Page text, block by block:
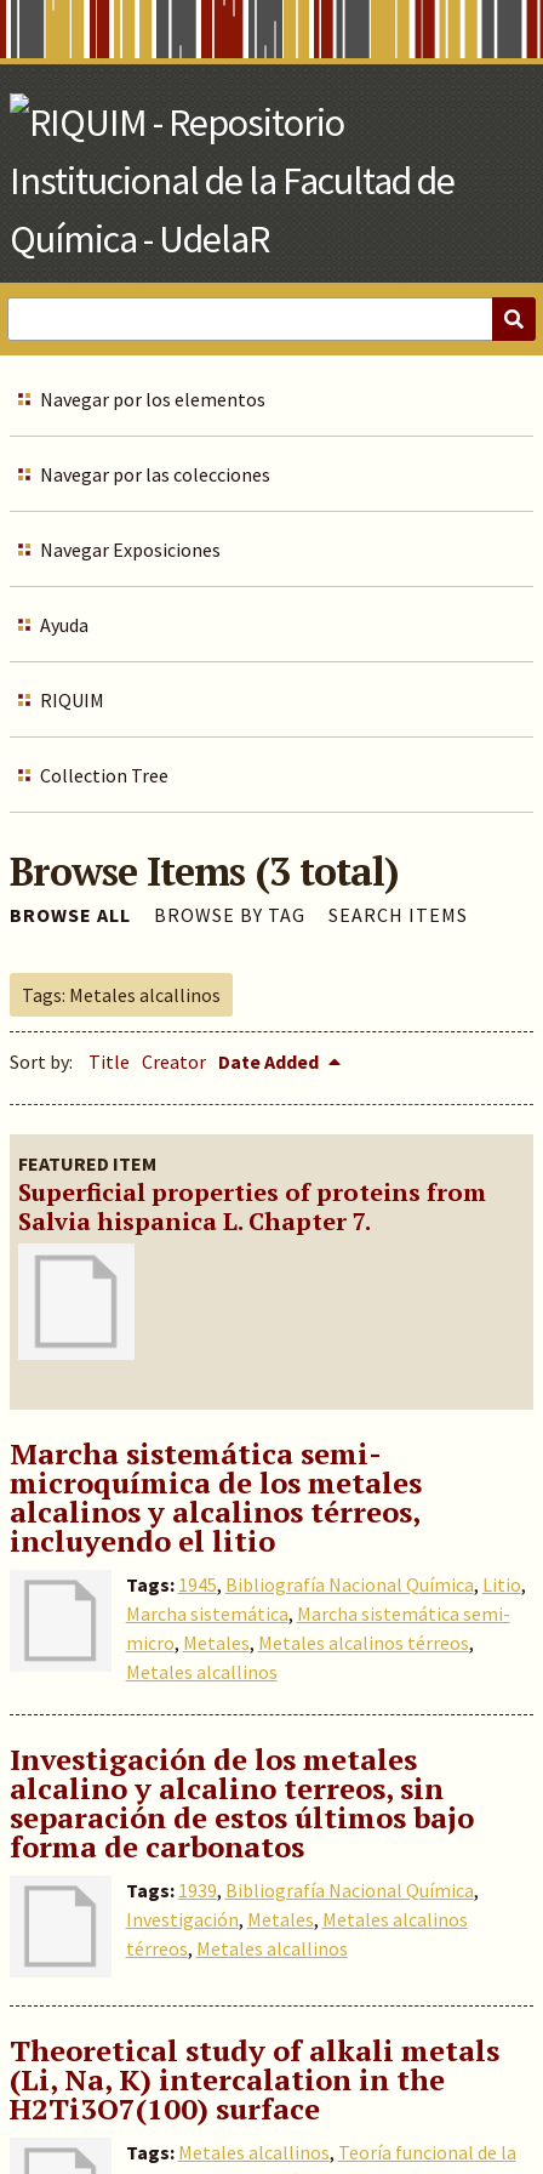
Main
Content
Navegar por los elementos
Navegar por las colecciones
Navegar Exposiciones
Ayuda
RIQUIM
Collection Tree
Browse Items (3 total)
BROWSE ALL BROWSE BY TAG SEARCH ITEMS
Tags: Metales alcallinos
Sort by: Title Creator Date Added
FEATURED ITEM
Superficial properties of proteins from
Salvia hispanica L. Chapter 7.
Marcha sistemática semi-
microquímica de los metales
alcalinos y alcalinos térreos,
incluyendo el litio
Tags: 1945, Bibliografía Nacional Química, Litio,
Marcha sistemática, Marcha sistemática semi-
micro, Metales, Metales alcalinos térreos,
Metales alcallinos
Investigación de los metales
alcalino y alcalino terreos, sin
separación de estos últimos bajo
forma de carbonatos
Tags: 1939, Bibliografía Nacional Química,
Investigación, Metales, Metales alcalinos
térreos, Metales alcallinos
Theoretical study of alkali metals
(Li, Na, K) intercalation in the
H2Ti3O7(100) surface
Tags: Metales alcallinos, Teoría funcional de la